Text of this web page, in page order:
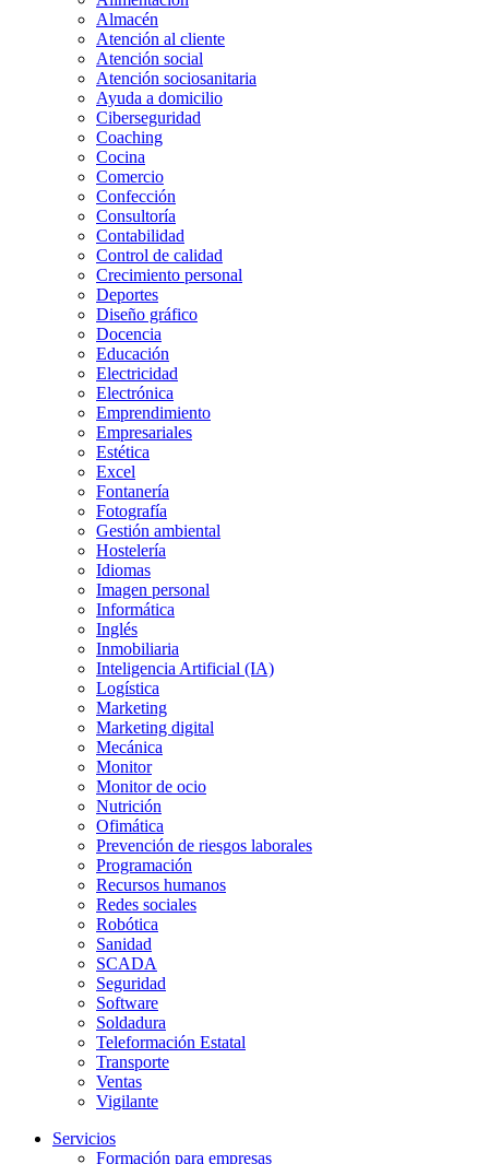
Almacén
Atención al cliente
Atención social
Atención sociosanitaria
Ayuda a domicilio
Ciberseguridad
Coaching
Cocina
Comercio
Confección
Consultoría
Contabilidad
Control de calidad
Crecimiento personal
Deportes
Diseño gráfico
Docencia
Educación
Electricidad
Electrónica
Emprendimiento
Empresariales
Estética
Excel
Fontanería
Fotografía
Gestión ambiental
Hostelería
Idiomas
Imagen personal
Informática
Inglés
Inmobiliaria
Inteligencia Artificial (IA)
Logística
Marketing
Marketing digital
Mecánica
Monitor
Monitor de ocio
Nutrición
Ofimática
Prevención de riesgos laborales
Programación
Recursos humanos
Redes sociales
Robótica
Sanidad
SCADA
Seguridad
Software
Soldadura
Teleformación Estatal
Transporte
Ventas
Vigilante
Servicios
Formación para empresas